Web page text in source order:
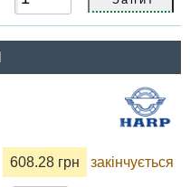
608.28 грн закінчується